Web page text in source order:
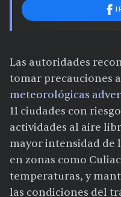
Las autoridades
tomar precauciones
meteorológicas
11 ciudades con
actividades al aire
mayor intensidad de
en zonas como
temperaturas, y
las condiciones del